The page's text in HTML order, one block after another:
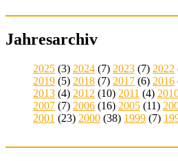
Jahresarchiv
2025 (3) 2024 (7) 2023 (7) 2022
2019 (5) 2018 (7) 2017 (6) 2016
2013 (4) 2012 (10) 2011 (4)
2007 (7) 2006 (16) 2005 (11)
2001 (23) 2000 (38) 1999 (7)